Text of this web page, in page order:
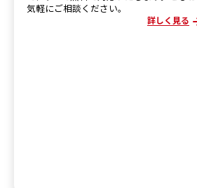
気軽にご相談ください。
詳しく見る